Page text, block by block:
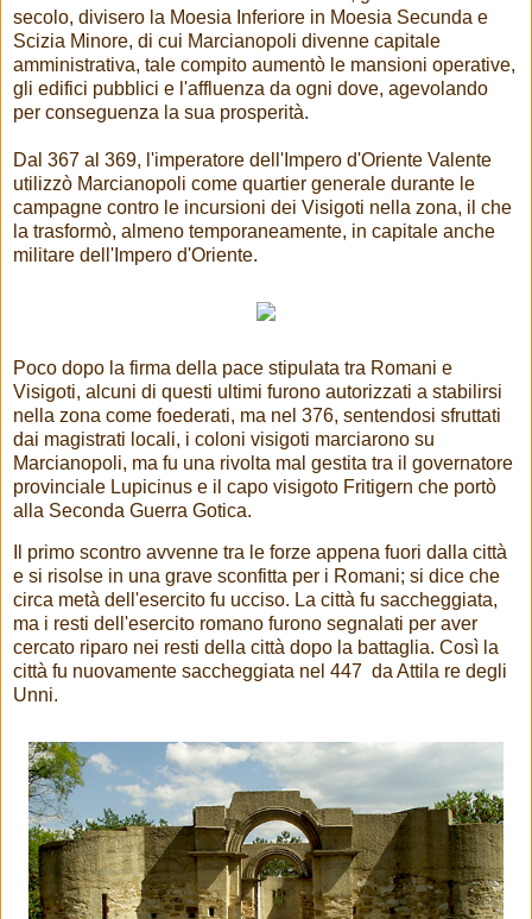
secolo, divisero la Moesia Inferiore in Moesia Secunda e
Scizia Minore, di cui Marcianopoli divenne capitale
amministrativa, tale compito aumentò le mansioni operative,
gli edifici pubblici e l'affluenza da ogni dove, agevolando
per conseguenza la sua prosperità.
Dal 367 al 369, l'imperatore dell'Impero d'Oriente Valente
utilizzò Marcianopoli come quartier generale durante le
campagne contro le incursioni dei Visigoti nella zona, il che
la trasformò, almeno temporaneamente, in capitale anche
militare dell'Impero d'Oriente.
Poco dopo la firma della pace stipulata tra Romani e
Visigoti, alcuni di questi ultimi furono autorizzati a stabilirsi
nella zona come foederati, ma nel 376, sentendosi sfruttati
dai magistrati locali, i coloni visigoti marciarono su
Marcianopoli, ma fu una rivolta mal gestita tra il governatore
provinciale Lupicinus e il capo visigoto Fritigern che portò
alla Seconda Guerra Gotica.
Il primo scontro avvenne tra le forze appena fuori dalla città
e si risolse in una grave sconfitta per i Romani; si dice che
circa metà dell'esercito fu ucciso. La città fu saccheggiata,
ma i resti dell'esercito romano furono segnalati per aver
cercato riparo nei resti della città dopo la battaglia. Così la
città fu nuovamente saccheggiata nel 447 da Attila re degli
Unni.